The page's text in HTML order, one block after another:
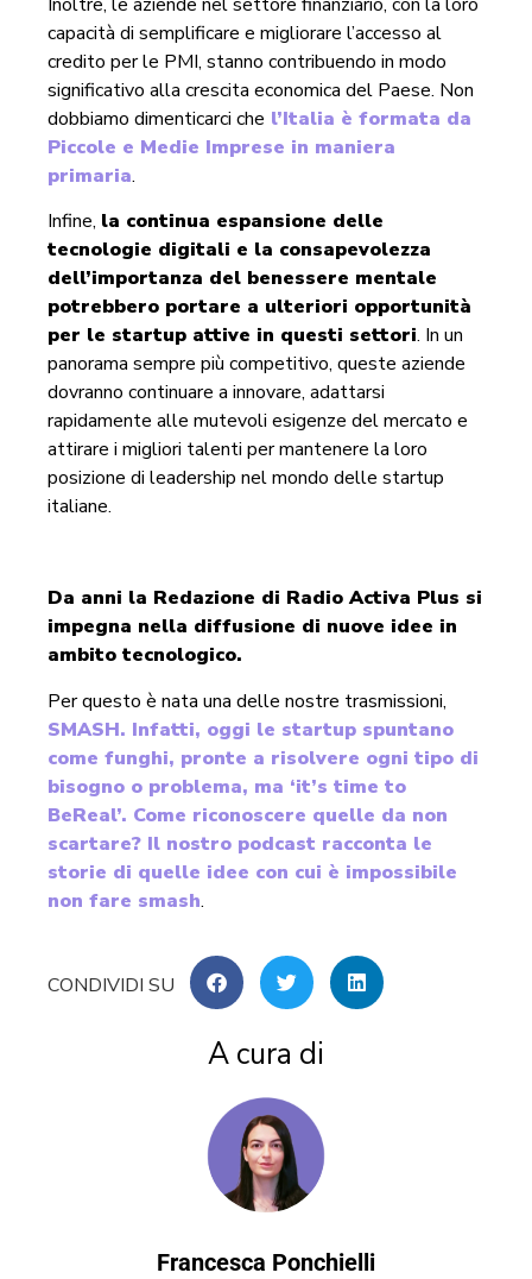
capacità di semplificare e migliorare l’accesso al
credito per le PMI, stanno contribuendo in modo
significativo alla crescita economica del Paese. Non
dobbiamo dimenticarci che l’Italia è formata da
Piccole e Medie Imprese in maniera
primaria.
Infine, la continua espansione delle
tecnologie digitali e la consapevolezza
dell’importanza del benessere mentale
potrebbero portare a ulteriori opportunità
per le startup attive in questi settori. In un
panorama sempre più competitivo, queste aziende
dovranno continuare a innovare, adattarsi
rapidamente alle mutevoli esigenze del mercato e
attirare i migliori talenti per mantenere la loro
posizione di leadership nel mondo delle startup
italiane.
Da anni la Redazione di Radio Activa Plus si
impegna nella diffusione di nuove idee in
ambito tecnologico.
Per questo è nata una delle nostre trasmissioni,
SMASH. Infatti, oggi le startup spuntano
come funghi, pronte a risolvere ogni tipo di
bisogno o problema, ma ‘it’s time to
BeReal’. Come riconoscere quelle da non
scartare? Il nostro podcast racconta le
storie di quelle idee con cui è impossibile
non fare smash.
A cura di
Francesca Ponchielli